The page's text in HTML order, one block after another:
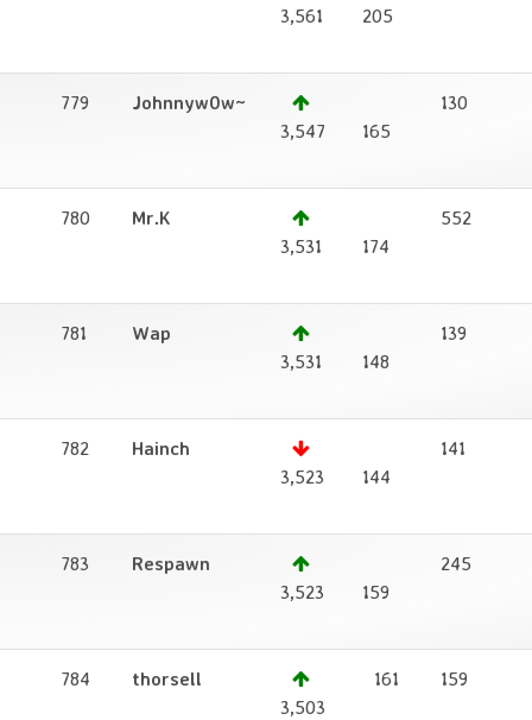
3,561 205
779
Johnnyw0w~
3,547
165
130
780
Mr.K
3,531
174
552
781
Wap
3,531
148
139
782
Hainch
3,523
144
141
783
Respawn
3,523
159
245
784
thorsell
3,503
161 159